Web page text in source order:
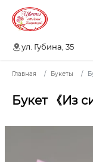
ул. Губина, 35
Главная Букеты
Букет 《Из